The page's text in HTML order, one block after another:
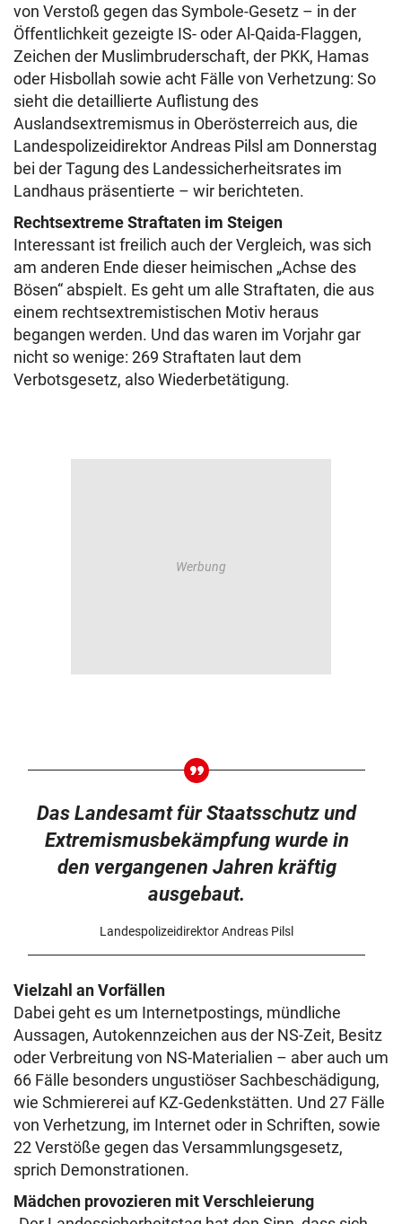
von Verstoß gegen das Symbole-Gesetz – in der
Öffentlichkeit gezeigte IS- oder Al-Qaida-Flaggen,
Zeichen der Muslimbruderschaft, der PKK, Hamas
oder Hisbollah sowie acht Fälle von Verhetzung: So
sieht die detaillierte Auflistung des
Auslandsextremismus in Oberösterreich aus, die
Landespolizeidirektor Andreas Pilsl am Donnerstag
bei der Tagung des Landessicherheitsrates im
Landhaus präsentierte – wir berichteten.
Rechtsextreme Straftaten im Steigen
Interessant ist freilich auch der Vergleich, was sich
am anderen Ende dieser heimischen „Achse des
Bösen“ abspielt. Es geht um alle Straftaten, die aus
einem rechtsextremistischen Motiv heraus
begangen werden. Und das waren im Vorjahr gar
nicht so wenige: 269 Straftaten laut dem
Verbotsgesetz, also Wiederbetätigung.
Das Landesamt für Staatsschutz und
Extremismusbekämpfung wurde in
den vergangenen Jahren kräftig
ausgebaut.
Landespolizeidirektor Andreas Pilsl
Vielzahl an Vorfällen
Dabei geht es um Internetpostings, mündliche
Aussagen, Autokennzeichen aus der NS-Zeit, Besitz
oder Verbreitung von NS-Materialien – aber auch um
66 Fälle besonders ungustiöser Sachbeschädigung,
wie Schmiererei auf KZ-Gedenkstätten. Und 27 Fälle
von Verhetzung, im Internet oder in Schriften, sowie
22 Verstöße gegen das Versammlungsgesetz,
sprich Demonstrationen.
Mädchen provozieren mit Verschleierung